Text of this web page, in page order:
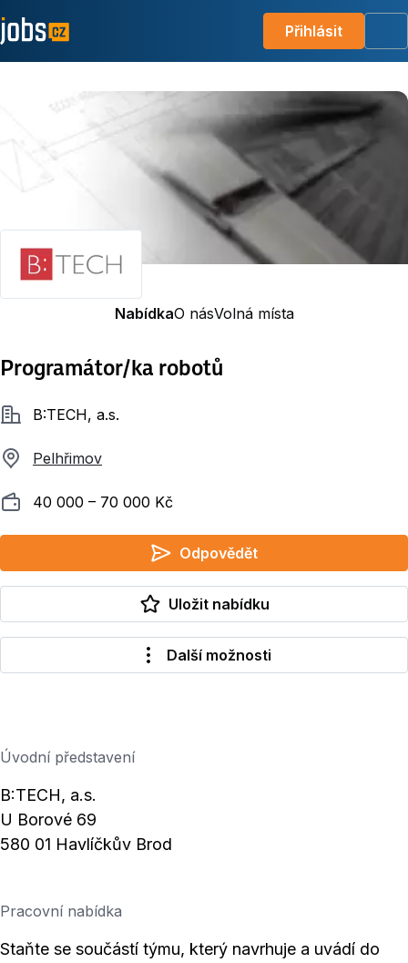
Přihlásit
NabídkaO násVolná místa
Programátor/ka robotů
SpolečnostB:TECH, a.s.
Pelhřimov
Plat 40 000 ‍–‍ 70 000 Kč
Odpovědět
Uložit nabídku
Další možnosti
Úvodní představení
B:TECH, a.s.
U Borové 69
580 01 Havlíčkův Brod
Pracovní nabídka
Staňte se součástí týmu, který navrhuje a uvádí do